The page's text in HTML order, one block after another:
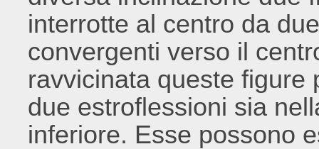
interrotte al centro da
convergenti verso il
ravvicinata queste figure
due estroflessioni sia
inferiore. Esse possono